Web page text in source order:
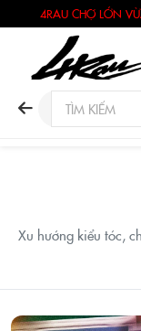
4RAU CHỢ LỚN
Xu hướng kiểu tóc,